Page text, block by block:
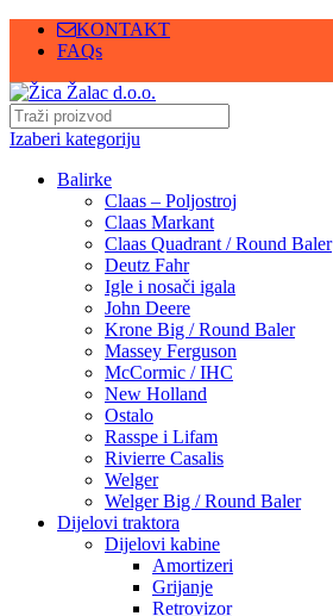
KONTAKT
FAQs
Izaberi kategoriju
Balirke
Claas – Poljostroj
Claas Markant
Claas Quadrant / Round Baler
Deutz Fahr
Igle i nosači igala
John Deere
Krone Big / Round Baler
Massey Ferguson
McCormic / IHC
New Holland
Ostalo
Rasspe i Lifam
Rivierre Casalis
Welger
Welger Big / Round Baler
Dijelovi traktora
Dijelovi kabine
Amortizeri
Grijanje
Retrovizor